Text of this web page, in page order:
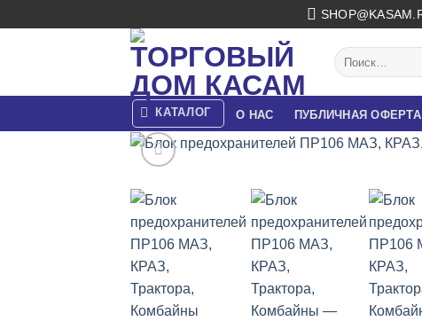
to
Искать:
КАТАЛОГ О НАС ПУБЛИЧНАЯ ОФЕРТА